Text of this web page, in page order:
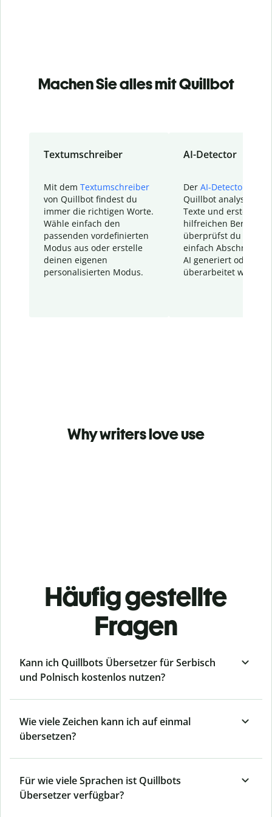
Machen Sie alles mit Quillbot
Textumschreiber
Mit dem Textumschreiber
von Quillbot findest du
immer die richtigen Worte.
Wähle einfach den
passenden vordefinierten
Modus aus oder erstelle
deinen eigenen
personalisierten Modus.
AI-Detector
Der AI-Detector
Quillbot analysiert
Texte und erstellt
hilfreichen Bericht.
überprüfst du
einfach Abschnitte,
AI generiert oder
überarbeitet wurden.
Why writers love use
Häufig gestellte
Fragen
Kann ich Quillbots Übersetzer für Serbisch
und Polnisch kostenlos nutzen?
Wie viele Zeichen kann ich auf einmal
übersetzen?
Für wie viele Sprachen ist Quillbots
Übersetzer verfügbar?